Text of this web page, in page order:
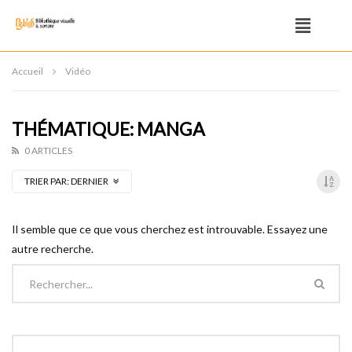
Accueil Vidéo
THÉMATIQUE: MANGA
0 ARTICLES
TRIER PAR:DERNIER
Il semble que ce que vous cherchez est introuvable. Essayez une
autre recherche.